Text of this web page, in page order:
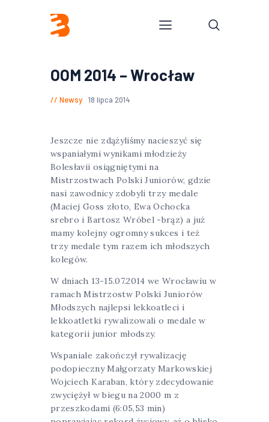
OOM 2014 – Wrocław
Newsy 18 lipca 2014
Jeszcze nie zdążyliśmy nacieszyć się
wspaniałymi wynikami młodzieży
Bolesłavii osiągniętymi na
Mistrzostwach Polski Juniorów, gdzie
nasi zawodnicy zdobyli trzy medale
(Maciej Goss złoto, Ewa Ochocka
srebro i Bartosz Wróbel -brąz) a już
mamy kolejny ogromny sukces i też
trzy medale tym razem ich młodszych
kolegów.
W dniach 13-15.07.2014 we Wrocławiu w
ramach Mistrzostw Polski Juniorów
Młodszych najlepsi lekkoatleci i
lekkoatletki rywalizowali o medale w
kategorii junior młodszy.
Wspaniale zakończył rywalizację
podopieczny Małgorzaty Markowskiej
Wojciech Karaban, który zdecydowanie
zwyciężył w biegu na 2000 m z
przeszkodami (6:05,53 min)